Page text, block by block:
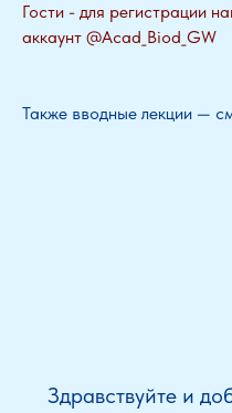
Гости - для регистрации
аккаунт @Acad_Biod_GW
Также вводные лекции —
Здравствуйте и